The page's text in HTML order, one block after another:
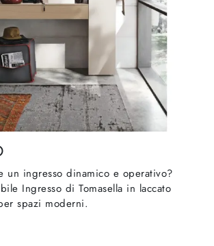
un ingresso dinamico e operativo?
Ingresso di Tomasella in laccato
spazi moderni.